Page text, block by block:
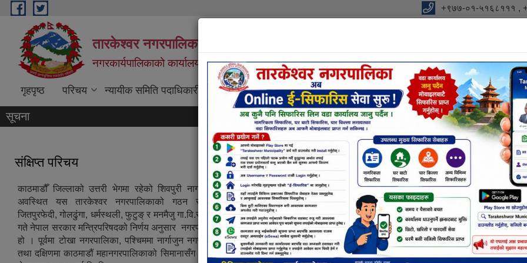
Skip to main content +९७७-०१-५१६८१११ ,
तारकेश्वर नगरपालिका
नगरकार्यपालिकाको कार्यालय
गृहपृष्ठ परिचय न्यायीक समिति पदाधिकारी प्रतिवेदन विधुतीय शुसासन सेवा शाखा सूचना तथा जानकारी
सूचना नक्सा सम्बन्धि छलफलमा सहभागी हुने बारे (सम्पूर्ण नक्सा
तारकेश्वर नगरपालिका प्रशासकीय भवन
तारकेश्वर नगरपालिका
संक्षिप्त परिचय
काठमाडौँ जिल्लाको उत्तरी भेगमा रहेको शिवपुरी नागार्जुन राष्ट्रिय निकुन्जको काखमा
अवस्थित यस तारकेश्वर नगरपालिकाको गठन साबिकका साङ्ला, काभ्रेस्थली,
जितपुरफेदी, गोलढुंगा, धर्मस्थली, फुटुङ् र मनमैजु गा.वि.स. गाभिएर २०७१ साल मङ्सिर १६
गते नेपाल सरकार मन्त्रिपरिषदको निर्णय अनुसार नगरपालिकाको रुपमा कार्य आरम्भ भएको
हो । पूर्वमा टोखा नगरपालिका, पश्चिममा नार्गाजुन नगरपालिका, उत्तरमा नुवाकोट जिल्ला
तथा दक्षिणमा काठमाडौं महानगरपालिकाको सिमानासँग जोडिएको यस नगरपालिकाको कुल
सूचना तथा समाचार
नक्सा सम्बन्धि छलफलमा सहभागी हुने बारे (सम्पूर्ण
डिजाईन सम्बन्धि कन्सल्टेन्सी)
राष्ट्रिय कृषि आधुनिकिकरण कार्यक्रमकाे